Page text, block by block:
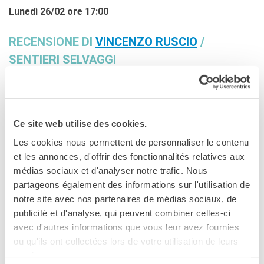
Ce site web utilise des cookies.
Les cookies nous permettent de personnaliser le contenu
et les annonces, d'offrir des fonctionnalités relatives aux
médias sociaux et d'analyser notre trafic. Nous
partageons également des informations sur l'utilisation de
notre site avec nos partenaires de médias sociaux, de
publicité et d'analyse, qui peuvent combiner celles-ci
avec d'autres informations que vous leur avez fournies
ou qu'ils ont collectées lors de votre utilisation de leurs
Ma classe au cinéma
BIBLIOTECA MEDIATECA
Salon de lecture (online)
LIBRAIRIE FRANÇAISE DE
FLORENCE
CONSULAT DE FRANCE À
FLORENCE
CERCA
Lunedì 26/02 ore 17:00
RECENSIONE DI VINCENZO RUSCIO /
SENTIERI SELVAGGI
. Una manciata di lettere dividono il
nome del giovane protagonista del film di Samir Guesmi
quello del famoso, ricco ed egocentrico calciatore. Una
distanza breve, che pure rappresenta un divario incolmabile,
un sogno irraggiungibile.
Ibrahim è un giovane come tanti della periferia francese, e
non ha nulla di speciale. Non ha un’intelligenza
particolarmente spiccata, non è bello, non è un campione
sul campo di calcio, anche se vorrebbe esserlo. E dimostra,
nelle prime sequenze del film, di essere anche maldestro